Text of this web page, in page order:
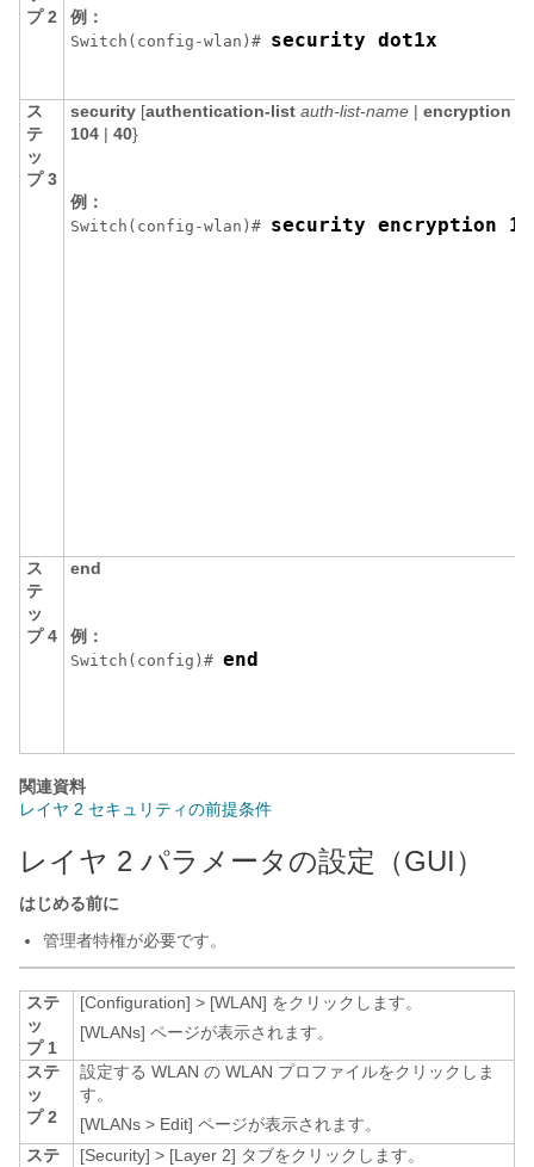
プ 2
例：
Switch (config-wlan)# security dot1x
ス
テ
ッ
プ 3
security [authentication-list auth-list-name | encryption
104 | 40}
例：
Switch (config-wlan)# security encryption
ス
テ
ッ
プ 4
end
例：
Switch (config)# end
関連資料
レイヤ 2 セキュリティの前提条件
レイヤ 2 パラメータの設定（GUI）
はじめる前に
管理者特権が必要です。
ステ
ッ
プ 1
[Configuration] > [WLAN] をクリックします。
[WLANs] ページが表示されます。
ステ
ッ
プ 2
設定する WLAN の WLAN プロファイルをクリックしま
す。
[WLANs > Edit] ページが表示されます。
ステ
[Security] > [Layer 2] タブをクリックします。